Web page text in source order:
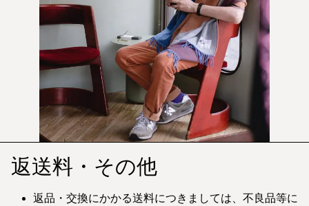
返送料・その他
返品・交換にかかる送料につきましては、不良品等に